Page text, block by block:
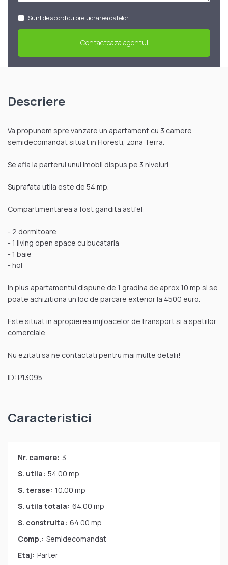
Sunt de acord cu prelucrarea datelor
Descriere
Va propunem spre vanzare un apartament cu 3 camere
semidecomandat situat in Floresti, zona Terra.
Se afla la parterul unui imobil dispus pe 3 niveluri.
Suprafata utila este de 54 mp.
Compartimentarea a fost gandita astfel:
- 2 dormitoare
- 1 living open space cu bucataria
- 1 baie
- hol
In plus apartamentul dispune de 1 gradina de aprox 10 mp si se
poate achizitiona un loc de parcare exterior la 4500 euro.
Este situat in apropierea mijloacelor de transport si a spatiilor
comerciale.
Nu ezitati sa ne contactati pentru mai multe detalii!
ID: P13095
Caracteristici
Nr. camere: 3
S. utila: 54.00 mp
S. terase: 10.00 mp
S. utila totala: 64.00 mp
S. construita: 64.00 mp
Comp.: Semidecomandat
Etaj: Parter